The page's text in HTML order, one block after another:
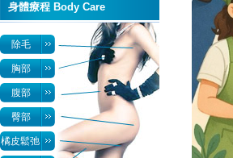
身體療程 Body Care
除毛
胸部
腹部
臀部
橘皮鬆弛